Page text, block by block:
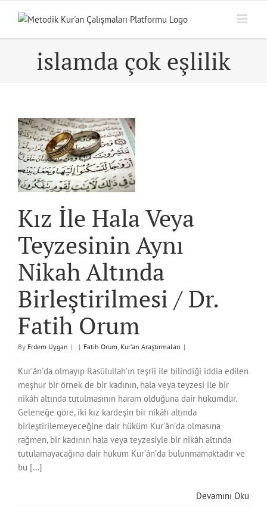
islamda çok eşlilik
Kız İle Hala Veya
Teyzesinin Aynı
Nikah Altında
Birleştirilmesi / Dr.
Fatih Orum
By Erdem Uygan | | Fatih Orum, Kur'an Araştırmaları |
Kur’ân’da olmayıp Rasûlullah’ın teşrîi ile bilindiği iddia edilen
meşhur bir örnek de bir kadının, hala veya teyzesi ile bir
nikâh altında tutulmasının haram olduğuna dair hükümdür.
Geleneğe göre, iki kız kardeşin bir nikâh altında
birleştirilemeyeceğine dair hüküm Kur’ân’da olmasına
rağmen, bir kadının hala veya teyzesiyle bir nikâh altında
tutulamayacağına dair hüküm Kur’ân’da bulunmamaktadır ve
bu [...]
Devamını Oku